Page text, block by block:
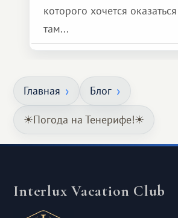
которого хочется
там...
Главная Блог
☀Погода на Тенерифе!☀
Interlux Vacation Club